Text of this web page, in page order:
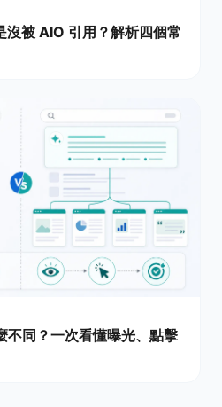
沒被 AIO 引用？解析四個常
不同？一次看懂曝光、點擊